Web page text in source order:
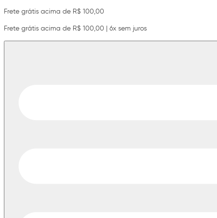
Frete grátis acima de R$ 100,00
Frete grátis acima de R$ 100,00 | 6x sem juros